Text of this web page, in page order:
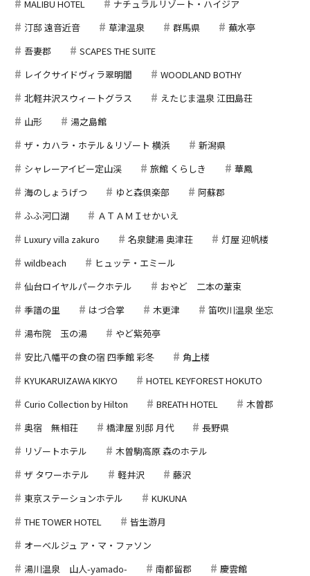
MALIBU HOTEL
ナチュラルリゾート・ハイジア
汀邸 遠音近音
草津温泉 群馬県
蕪水亭
吾妻郡
SCAPES THE SUITE
レイクサイドヴィラ翠明閣
WOODLAND BOTHY
北軽井沢スウィートグラス
えたじま温泉 江田島荘
山形
湯之島館
ザ・カハラ・ホテル＆リゾート 横浜
新潟県
シャレーアイビー定山渓
旅館 くらしき
華鳳
海のしょうげつ
ゆと森倶楽部
阿蘇郡
ふふ河口湖
ＡＴＡＭＩせかいえ
Luxury villa zakuro
名泉鍵湯 奥津荘
灯屋 迎帆楼
wildbeach
ヒュッテ・エミール
仙台ロイヤルパークホテル
おやど 二本の葦束
季譜の里
はづ合掌 木更津
笛吹川温泉 坐忘
湯布院 玉の湯
やど紫苑亭
安比八幡平の食の宿 四季館 彩冬
角上楼
KYUKARUIZAWA KIKYO
HOTEL KEYFOREST HOKUTO
Curio Collection by Hilton
BREATH HOTEL
木曽郡
奥宿 無相荘
橋津屋 別邸 月代
長野県
リゾートホテル
木曽駒高原 森のホテル
ザ タワーホテル
軽井沢
藤沢
東京ステーションホテル
KUKUNA
THE TOWER HOTEL
皆生游月
オーベルジュ ア・マ・ファソン
湯川温泉 山人-yamado-
南都留郡
慶雲館